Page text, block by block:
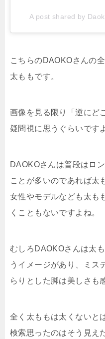
A post shared by
こちらのDAOKOさんの
太ももです。
画像を見る限り「逆にど
疑問視に思うぐらいです
DAOKOさんは普段はロ
ことが多いのであれば太
女性やモデルなども太も
くこともないですよね。
むしろDAOKOさんは太
うイメージがあり、ミス
らりとした脚は美しさも
全く太ももは太くないと
検索思ったのはそう見え